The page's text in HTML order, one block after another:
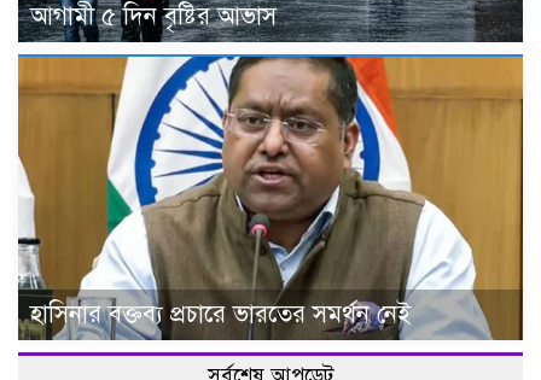
আগামী ৫ দিন বৃষ্টির আভাস
হাসিনার বক্তব্য প্রচারে ভারতের সমর্থন নেই